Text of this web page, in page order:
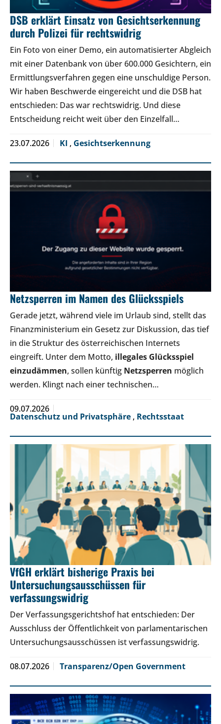
DSB erklärt Einsatz von Gesichtserkennung
durch Polizei für rechtswidrig
Ein Foto von einer Demo, ein automatisierter Abgleich
mit einer Datenbank von über 600.000 Gesichtern, ein
Ermittlungsverfahren gegen eine unschuldige Person.
Wir haben Beschwerde eingereicht und die DSB hat
entschieden: Das war rechtswidrig. Und diese
Entscheidung reicht weit über den Einzelfall…
23.07.2026 KI , Gesichtserkennung
Netzsperren im Namen des Glücksspiels
Gerade jetzt, während viele im Urlaub sind, stellt das
Finanzministerium ein Gesetz zur Diskussion, das tief
in die Struktur des österreichischen Internets
eingreift. Unter dem Motto, illegales Glücksspiel
einzudämmen, sollen künftig Netzsperren möglich
werden. Klingt nach einer technischen…
09.07.2026
Datenschutz und Privatsphäre , Rechtsstaat
VfGH erklärt bisherige Praxis bei
Untersuchungsausschüssen für
verfassungswidrig
Der Verfassungsgerichtshof hat entschieden: Der
Ausschluss der Öffentlichkeit von parlamentarischen
Untersuchungsausschüssen ist verfassungswidrig.
08.07.2026 Transparenz/Open Government